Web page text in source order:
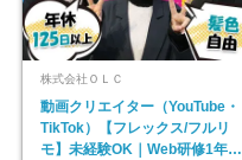
株式会社ＯＬＣ
動画クリエイター（YouTube・
TikTok）【フレックス/フルリ
モ】未経験OK｜Web研修1年間